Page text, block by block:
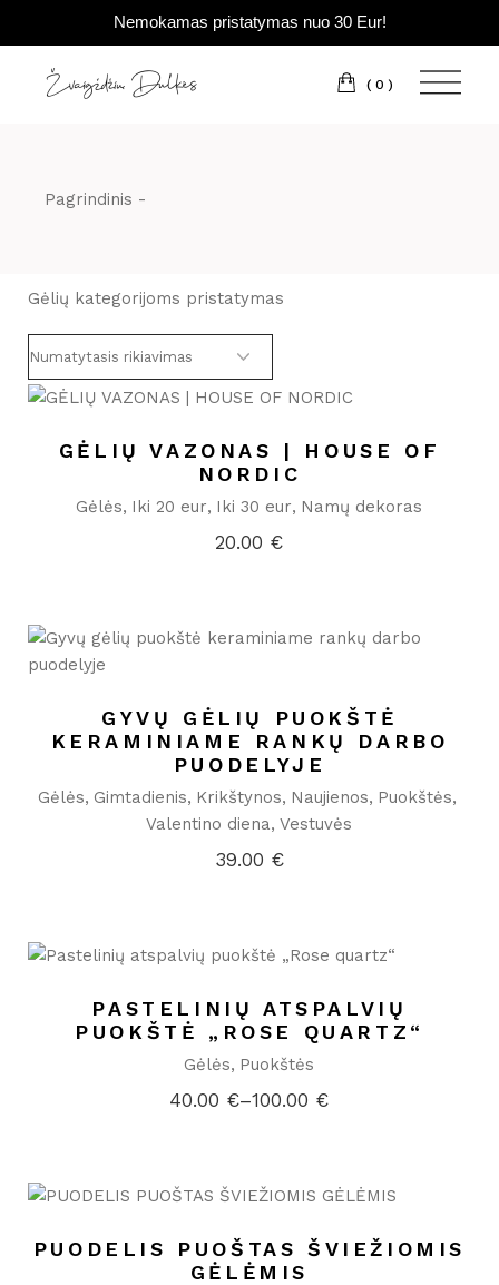
Nemokamas pristatymas nuo 30 Eur!
Pereiti
turinio
(0)
Pagrindinis
Gėlių kategorijoms pristatymas
GĖLIŲ VAZONAS | HOUSE OF
NORDIC
Gėlės Iki 20 eur Iki 30 eur Namų dekoras
20.00 €
GYVŲ GĖLIŲ PUOKŠTĖ
KERAMINIAME RANKŲ DARBO
PUODELYJE
Gėlės Gimtadienis Krikštynos Naujienos Puokštės
Valentino diena Vestuvės
39.00 €
PASTELINIŲ ATSPALVIŲ
PUOKŠTĖ „ROSE QUARTZ“
Gėlės Puokštės
40.00 €–100.00 €
Price
100.00 €
PUODELIS PUOŠTAS ŠVIEŽIOMIS
GĖLĖMIS